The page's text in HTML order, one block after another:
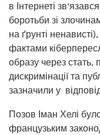
в Інтернеті
боротьби зі
на ґрунті
фактами
образу через стать,
дискримінації та
зазначили у
Позов Іман Хелі
французьким